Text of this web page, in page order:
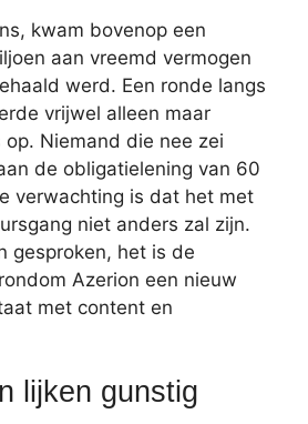
kwam bovenop een
aan vreemd vermogen
werd. Een ronde langs
vrijwel alleen maar
Niemand die nee zei
de obligatielening van 60
verwachting is dat het met
niet anders zal zijn.
gesproken, het is de
Azerion een nieuw
met content en
lijken gunstig